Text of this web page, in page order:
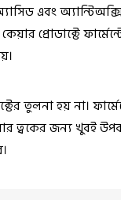
এবং
প্রোডাক্টে
তুলনা হয় না।
জন্য খুবই